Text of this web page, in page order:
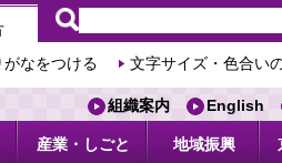
がなをつける 文字サイズ・色合い
組織案内 English
産業・しごと 地域振興